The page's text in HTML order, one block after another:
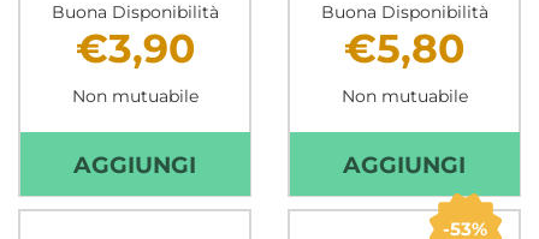
Buona Disponibilità
€3,90
Non mutuabile
AGGIUNGI AGGIUNGI 20
CEROTTI
Buona Disponibilità
€5,80
Non mutuabile
AGGIUNGI
MEDI
53%